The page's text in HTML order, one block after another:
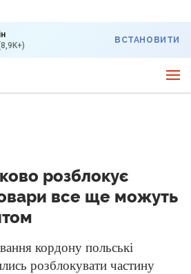
ВСТАНОВИТИ
розблокує
все ще можуть
кордону польські
розблокувати частину